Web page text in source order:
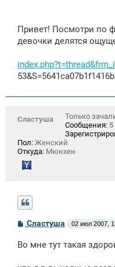
Привет! Посмотри по
девочки делятся
Сластуша
Только
Сообщения: 5
Пол: Женский
Откуда: Мюнхен
С
о
б
Сластуша 02 июл 2007,
Во мне тут такая